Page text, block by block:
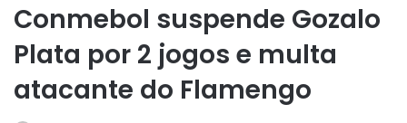
Conmebol suspende Gozalo
Plata por 2 jogos e multa
atacante do Flamengo